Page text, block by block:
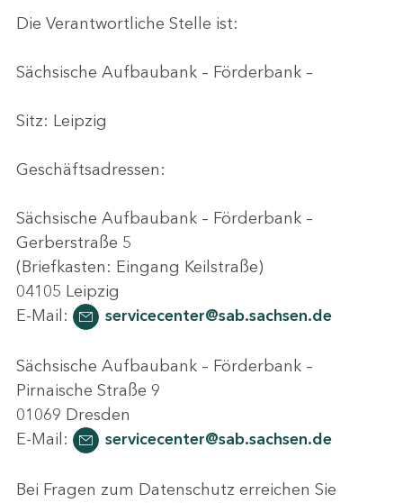
Die Verantwortliche Stelle ist:
Sächsische Aufbaubank – Förderbank –
Sitz: Leipzig
Geschäftsadressen:
Sächsische Aufbaubank – Förderbank –
Gerberstraße 5
(Briefkasten: Eingang Keilstraße)
04105 Leipzig
E-Mail:
servicecenter@sab.sachsen.de
Sächsische Aufbaubank – Förderbank –
Pirnaische Straße 9
01069 Dresden
E-Mail:
servicecenter@sab.sachsen.de
Bei Fragen zum Datenschutz erreichen Sie